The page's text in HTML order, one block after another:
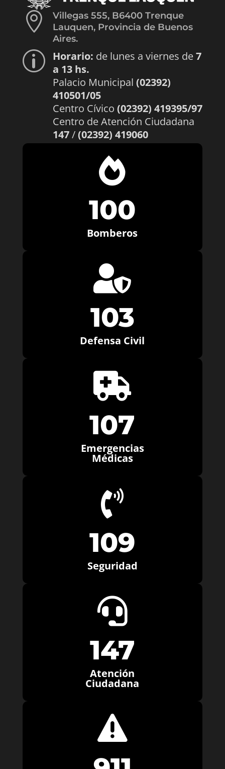

Villegas 555, B6400 Trenque
Lauquen, Provincia de Buenos
Aires.
p Horario: de lunes a viernes de7
a 13 hs.
Palacio Municipal (02392)
410501/05
Centro Cívico (02392) 419395/97
Centro de Atención Ciudadana
147/(02392) 419060

100
Bomberos

103
Defensa Civil

107
Emergencias
Médicas

109
Seguridad

147
Atención
Ciudadana
